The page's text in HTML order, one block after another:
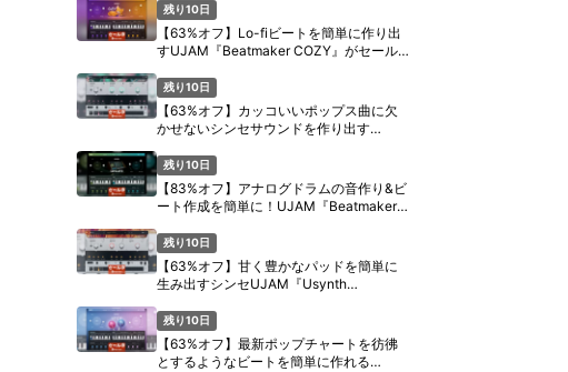
残り10日
【63%オフ】Lo-fiビートを簡単に作り出
すUJAM『Beatmaker COZY』がセール
残り10日
【63%オフ】カッコいいポップス曲に欠
かせないシンセサウンドを作り出す
間限定】
残り10日
【83%オフ】アナログドラムの音作り&ビ
ート作成を簡単に！UJAM『Beatmaker
残り10日
【63%オフ】甘く豊かなパッドを簡単に
生み出すシンセUJAM『Usynth
残り10日
【63%オフ】最新ポップチャートを彷彿
とするようなビートを簡単に作れる